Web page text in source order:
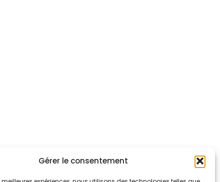
Gérer le consentement